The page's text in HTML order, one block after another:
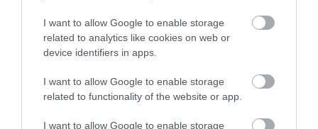
I want to allow Google to enable storage
related to analytics like cookies on web or
device identifiers in apps.
I want to allow Google to enable storage
related to functionality of the website or app.
I want to allow Google to enable storage
TÖBB MINT EGY HÓNAP IS LEHET, MIRE
TELJESEN ÚJRAINDUL A P...
TANULJ NÉMETÜL OTTHONRÓL: A